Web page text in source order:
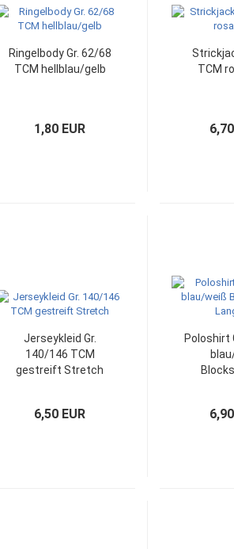
Ringelbody Gr. 62/68
TCM hellblau/gelb
1,80 EUR
TCM
Jerseykleid Gr.
140/146 TCM
gestreift Stretch
6,50 EUR
Poloshirt